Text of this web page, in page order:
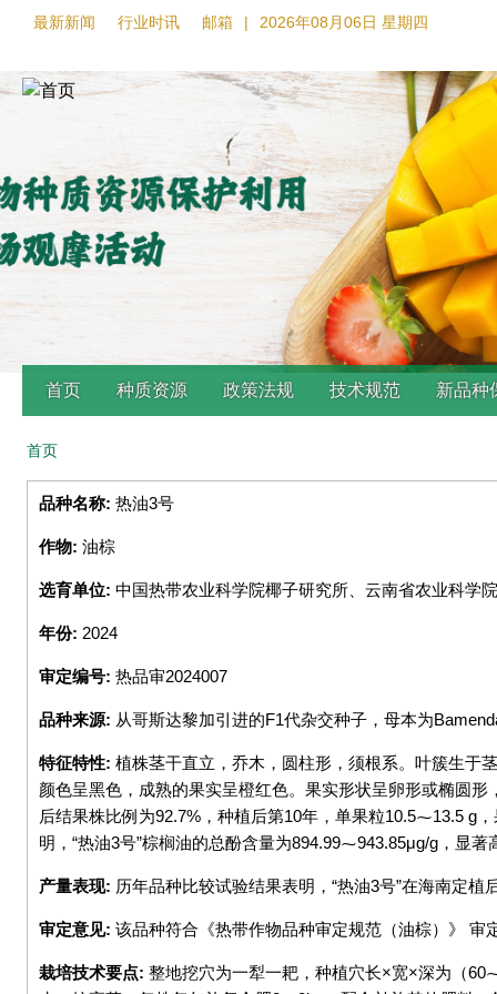
最新新闻 行业时讯 邮箱 | 2026年08月06日 星期四
首页 种质资源 政策法规 技术规范 新品种
首页
Back
top
品种名称: 热油3号
作物: 油棕
选育单位: 中国热带农业科学院椰子研究所、云南省农业科学
年份: 2024
审定编号: 热品审2024007
品种来源: 从哥斯达黎加引进的F1代杂交种子，母本为
特征特性: 植株茎干直立，乔木，圆柱形，须根系。叶簇生于
颜色呈黑色，成熟的果实呈橙红色。果实形状呈卵形或椭圆
后结果株比例为92.7%，种植后第10年，单果粒10.5⁓13.5 g
明，“热油3号”棕榈油的总酚含量为894.99⁓943.85μg/g，显
产量表现: 历年品种比较试验结果表明，“热油3号”在海南定
审定意见: 该品种符合《热带作物品种审定规范（油棕）》
栽培技术要点: 整地挖穴为一犁一耙，种植穴长×宽×深为（